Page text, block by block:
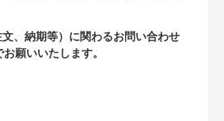
、納期等）に関わるお問い合わせ
お願いいたします。